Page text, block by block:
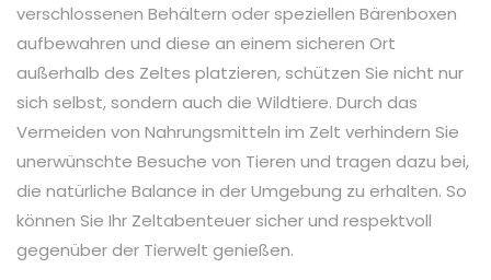
verschlossenen Behältern oder speziellen Bärenboxen
aufbewahren und diese an einem sicheren Ort
außerhalb des Zeltes platzieren, schützen Sie nicht nur
sich selbst, sondern auch die Wildtiere. Durch das
Vermeiden von Nahrungsmitteln im Zelt verhindern Sie
unerwünschte Besuche von Tieren und tragen dazu bei,
die natürliche Balance in der Umgebung zu erhalten. So
können Sie Ihr Zeltabenteuer sicher und respektvoll
gegenüber der Tierwelt genießen.